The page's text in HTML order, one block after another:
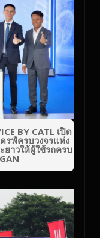
BY CATL เปิด
รฟ์ครบวงจรแห่ง
ยาวให้ผู้ใช้รถครบ